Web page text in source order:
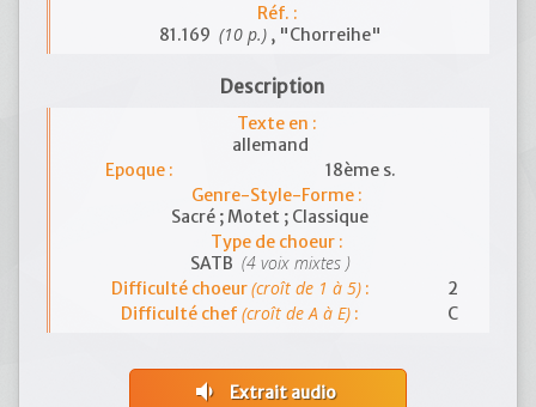
Réf. :
81.169 (10 p.), "Chorreihe"
Description
Texte en :
allemand
Epoque :
18ème s.
Genre-Style-Forme :
Sacré ; Motet ; Classique
Type de choeur :
SATB (4 voix mixtes )
Difficulté choeur(croît de 1 à 5):
2
Difficulté chef(croît de A à E) : C
volume_down
Extrait audio